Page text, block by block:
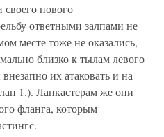
нового
ответными залпами не
месте тоже не оказались,
близко к тылам левого
их атаковать и на
1.). Ланкастерам же они
фланга, которым